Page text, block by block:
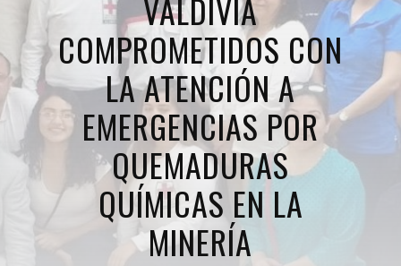
VALDIVIA
COMPROMETIDOS CON
LA ATENCIÓN A
EMERGENCIAS POR
QUEMADURAS
QUÍMICAS EN LA
MINERÍA